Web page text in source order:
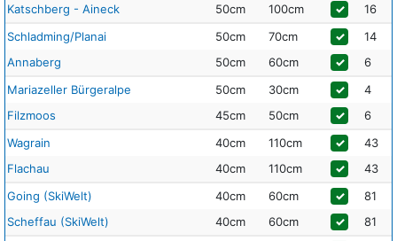
Katschberg - Aineck
50cm 100cm ✓
16
Schladming/Planai
50cm 70cm ✓
14
Annaberg
50cm 60cm ✓
6
Mariazeller Bürgeralpe
50cm 30cm ✓
4
Filzmoos
45cm 50cm ✓
6
Wagrain
40cm 110cm ✓
43
Flachau
40cm 110cm ✓
43
Going (SkiWelt)
40cm 60cm ✓
81
Scheffau (SkiWelt)
40cm 60cm ✓
81